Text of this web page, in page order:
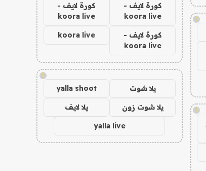
!
!
كورة لايف -
koora live
كورة لايف -
koora live
كورة لايف -
koora live
koora live
!
يلا شوت yalla shoot
يلا شوت زون يلا لايف
yalla live